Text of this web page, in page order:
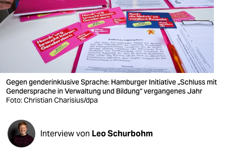
verlag
veranstaltungen
fragen & hilfe
unterstützen
abo
genossenschaft
Gegen genderinklusive Sprache: Hamburger Initiative „Schluss mit
Gendersprache in Verwaltung und Bildung“ vergangenes Jahr
Foto: Christian Charisius/dpa
Interview von Leo Schurbohm